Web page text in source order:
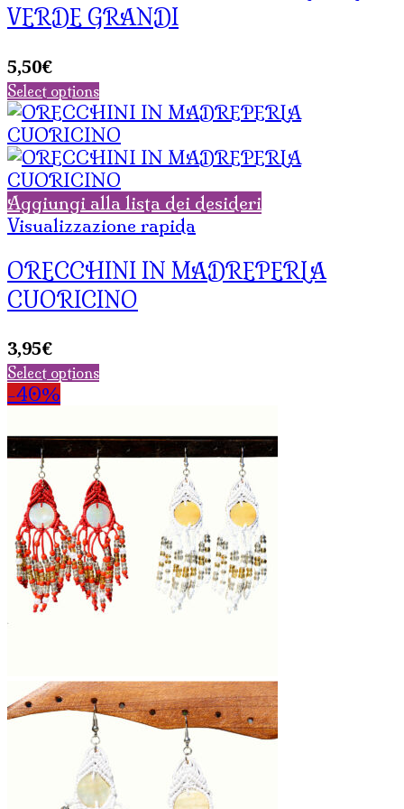
VERDE GRANDI
5,50€
Select options
Aggiungi alla lista dei desideri
Visualizzazione rapida
ORECCHINI IN MADREPERLA
CUORICINO
3,95€
Select options
-40%